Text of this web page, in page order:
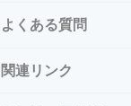
よくある質問
関連リンク